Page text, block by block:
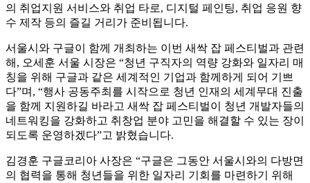
의 취업지원 서비스와 취업 타로, 디지털 페인팅, 취업 응원 향
수 제작 등의 즐길 거리가 준비됩니다.
서울시와 구글이 함께 개최하는 이번 새싹 잡 페스티벌과 관련
해, 오세훈 서울 시장은 “청년 구직자의 역량 강화와 일자리 매
칭을 위해 구글과 같은 세계적인 기업과 함께하게 되어 기쁘
다”며, “행사 공동주최를 시작으로 청년 인재의 세계무대 진출
을 함께 지원하길 바라고 새싹 잡 페스티벌이 청년 개발자들의
네트워킹을 강화하고 취창업 분야 고민을 해결할 수 있는 장이
되도록 운영하겠다”고 밝혔습니다.
김경훈 구글코리아 사장은 “구글은 그동안 서울시와의 다방면
의 협력을 통해 청년들을 위한 일자리 기회를 마련하기 위해